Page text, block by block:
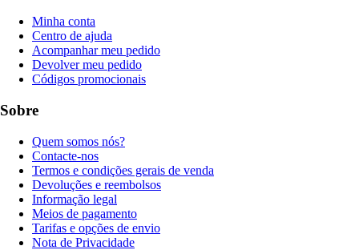
Minha conta
Centro de ajuda
Acompanhar meu pedido
Devolver meu pedido
Códigos promocionais
Sobre
Quem somos nós?
Contacte-nos
Termos e condições gerais de venda
Devoluções e reembolsos
Informação legal
Meios de pagamento
Tarifas e opções de envio
Nota de Privacidade